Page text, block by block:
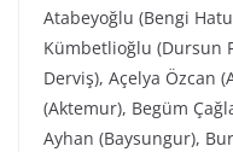
Atabeyoğlu (Bengi
Kümbetlioğlu (Dursun
Derviş), Açelya Özcan
(Aktemur), Begüm
Ayhan (Baysungur),